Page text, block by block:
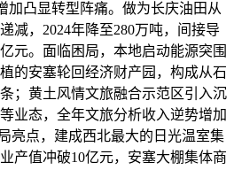
加凸显转型阵痛。做为长庆油田从
减，2024年降至280万吨，间接导
元。面临困局，本地启动能源突围
的安塞轮回经济财产园，构成从石
；黄土风情文旅融合示范区引入沉
业态，全年文旅分析收入逆势增加
亮点，建成西北最大的日光温室集
产值冲破10亿元，安塞大棚集体商